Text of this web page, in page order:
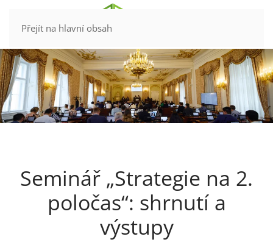
Přejít na hlavní obsah
Seminář „Strategie na 2.
poločas“: shrnutí a
výstupy